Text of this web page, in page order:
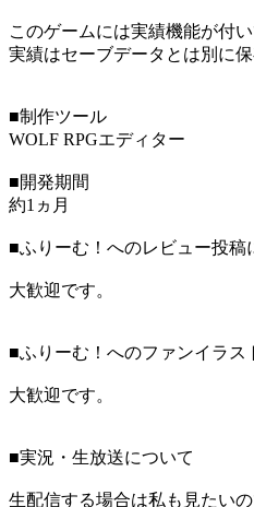
このゲームには実績機能が付い
実績はセーブデータとは別に
■制作ツール
WOLF RPGエディター
■開発期間
約1ヵ月
■ふりーむ！へのレビュー投稿
大歓迎です。
■ふりーむ！へのファンイラス
大歓迎です。
■実況・生放送について
生配信する場合は私も見たい